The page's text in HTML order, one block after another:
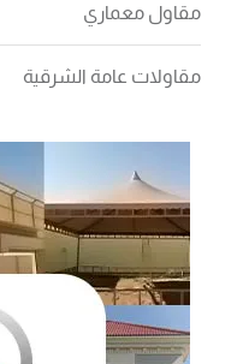
مقاول معماري
مقاولات عامة الشرقية